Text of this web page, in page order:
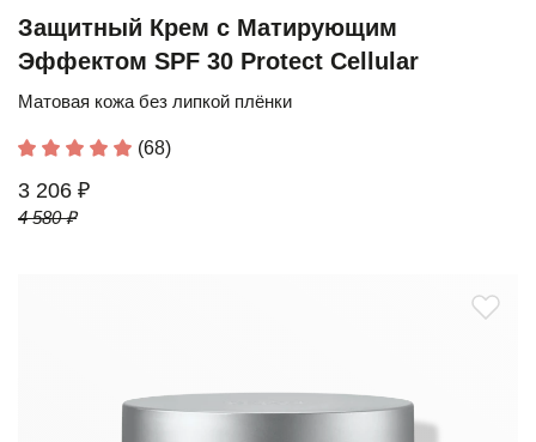
Защитный Крем с Матирующим
Эффектом SPF 30 Protect Cellular
Матовая кожа без липкой плёнки
(68)
3 206 ₽
4 580 ₽